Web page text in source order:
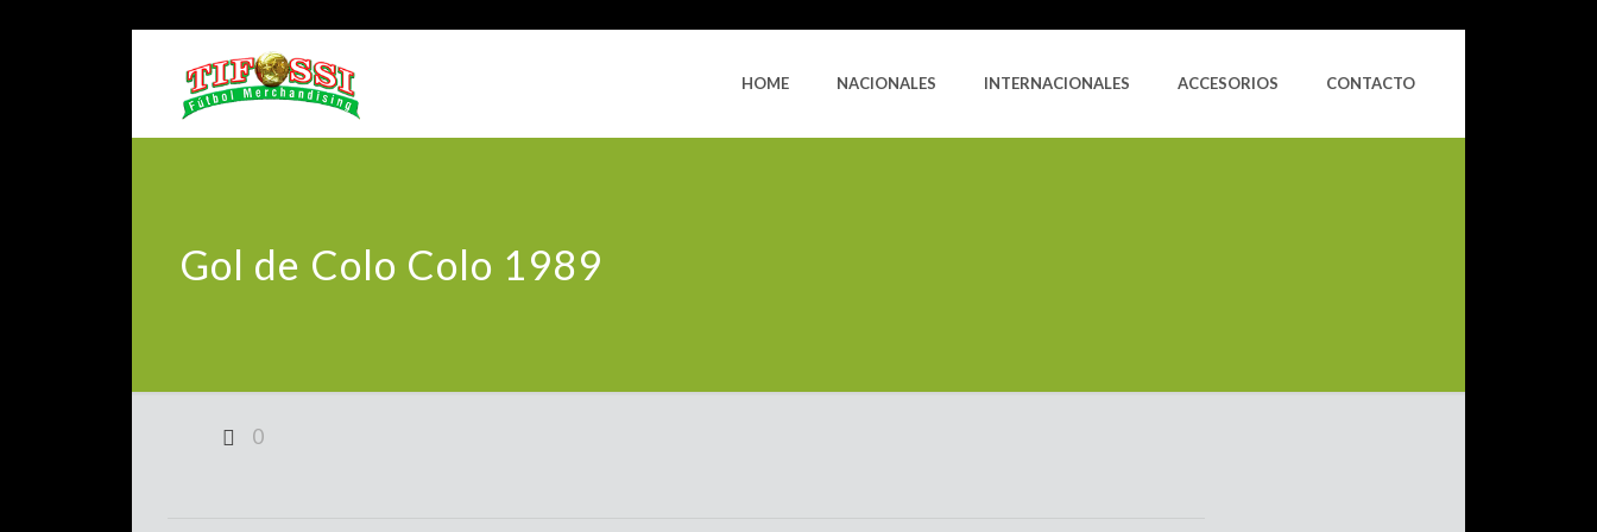
HOME NACIONALES INTERNACIONALES ACCESORIOS CONTACTO
Gol de Colo Colo 1989
0